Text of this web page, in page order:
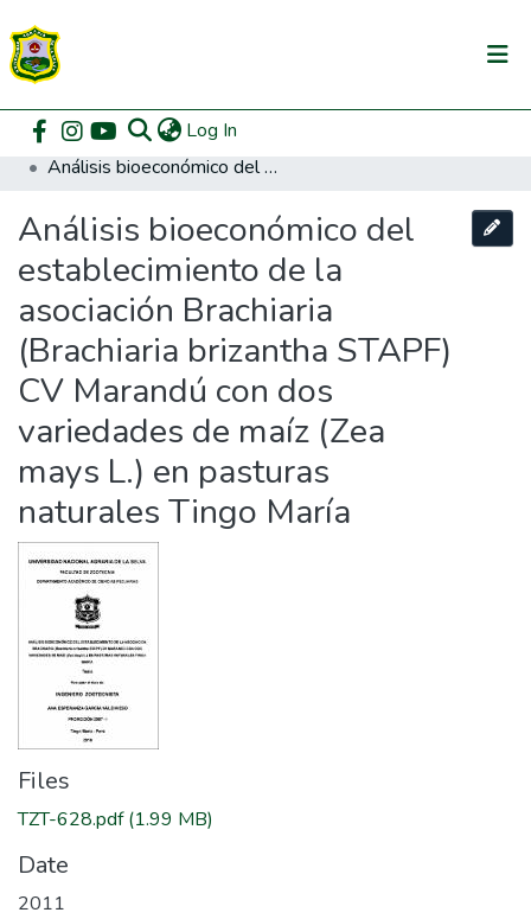
Log In
Communities & Collections
All of DSpace
DSpace Statistics
Home Pregrado Facultad de Zootecnia
Análisis bioeconómico del establecimiento de la asociación Brachiaria (Brachiaria brizantha STAPF) CV Marandú con dos variedades de maíz (Zea mays L.) en pasturas naturales Tingo María
Análisis bioeconómico del
establecimiento de la
asociación Brachiaria
(Brachiaria brizantha STAPF)
CV Marandú con dos
variedades de maíz (Zea
mays L.) en pasturas
naturales Tingo María
Files
TZT-628.pdf(1.99 MB)
Date
2011